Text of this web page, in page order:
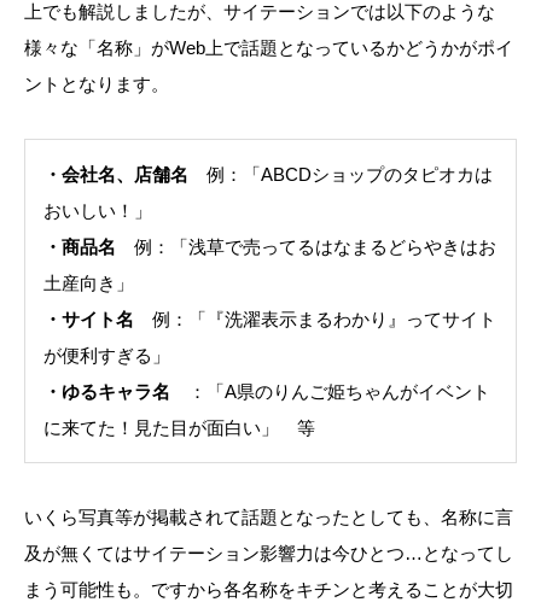
上でも解説しましたが、サイテーションでは以下のような
様々な「名称」がWeb上で話題となっているかどうかがポイ
ントとなります。
・会社名、店舗名 例：「ABCDショップのタピオカは
おいしい！」
・商品名 例：「浅草で売ってるはなまるどらやきはお
土産向き」
・サイト名 例：「『洗濯表示まるわかり』ってサイト
が便利すぎる」
・ゆるキャラ名 ：「A県のりんご姫ちゃんがイベント
に来てた！見た目が面白い」 等
いくら写真等が掲載されて話題となったとしても、名称に言
及が無くてはサイテーション影響力は今ひとつ…となってし
まう可能性も。ですから各名称をキチンと考えることが大切